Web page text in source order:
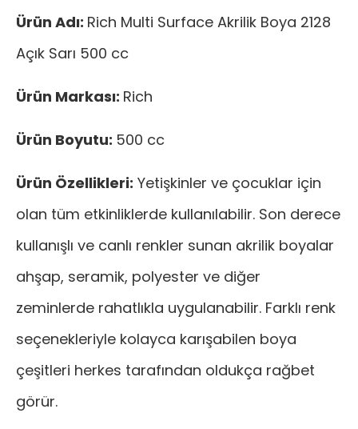
Ürün Adı: Rich Multi Surface Akrilik Boya 2128
Açık Sarı 500 cc
Ürün Markası: Rich
Ürün Boyutu: 500 cc
Ürün Özellikleri: Yetişkinler ve çocuklar için
olan tüm etkinliklerde kullanılabilir. Son derece
kullanışlı ve canlı renkler sunan akrilik boyalar
ahşap, seramik, polyester ve diğer
zeminlerde rahatlıkla uygulanabilir. Farklı renk
seçenekleriyle kolayca karışabilen boya
çeşitleri herkes tarafından oldukça rağbet
görür.